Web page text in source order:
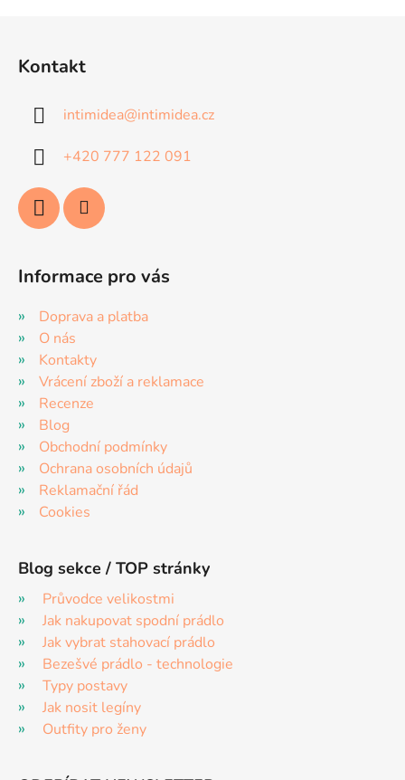
u
Kontakt
intimidea@intimidea.cz
+420 777 122 091
Informace pro vás
Doprava a platba
O nás
Kontakty
Vrácení zboží a reklamace
Recenze
Blog
Obchodní podmínky
Ochrana osobních údajů
Reklamační řád
Cookies
Blog sekce / TOP stránky
Průvodce velikostmi
Jak nakupovat spodní prádlo
Jak vybrat stahovací prádlo
Bezešvé prádlo - technologie
Typy postavy
Jak nosit legíny
Outfity pro ženy